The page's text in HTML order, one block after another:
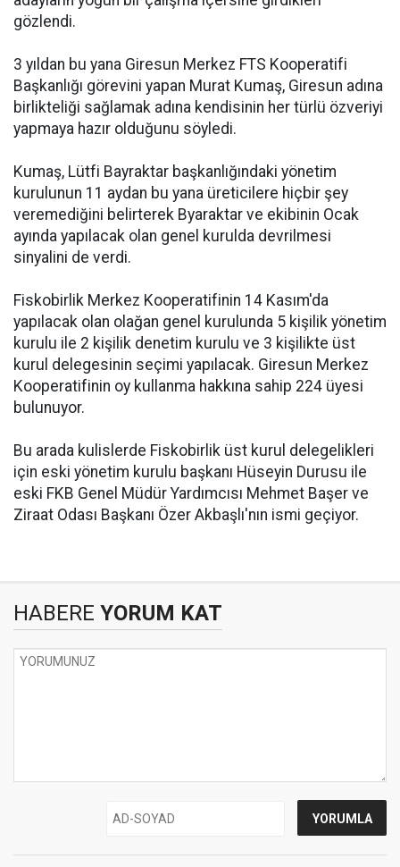
gözlendi.
3 yıldan bu yana Giresun Merkez FTS Kooperatifi
Başkanlığı görevini yapan Murat Kumaş, Giresun adına
birlikteliği sağlamak adına kendisinin her türlü özveriyi
yapmaya hazır olduğunu söyledi.
Kumaş, Lütfi Bayraktar başkanlığındaki yönetim
kurulunun 11 aydan bu yana üreticilere hiçbir şey
veremediğini belirterek Byaraktar ve ekibinin Ocak
ayında yapılacak olan genel kurulda devrilmesi
sinyalini de verdi.
Fiskobirlik Merkez Kooperatifinin 14 Kasım'da
yapılacak olan olağan genel kurulunda 5 kişilik yönetim
kurulu ile 2 kişilik denetim kurulu ve 3 kişilikte üst
kurul delegesinin seçimi yapılacak. Giresun Merkez
Kooperatifinin oy kullanma hakkına sahip 224 üyesi
bulunuyor.
Bu arada kulislerde Fiskobirlik üst kurul delegelikleri
için eski yönetim kurulu başkanı Hüseyin Durusu ile
eski FKB Genel Müdür Yardımcısı Mehmet Başer ve
Ziraat Odası Başkanı Özer Akbaşlı'nın ismi geçiyor.
HABERE YORUM KAT